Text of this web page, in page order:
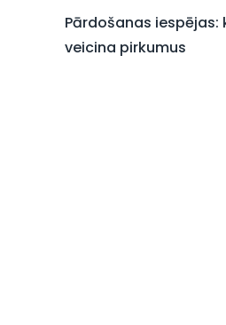
Pārdošanas
veicina pirkumus